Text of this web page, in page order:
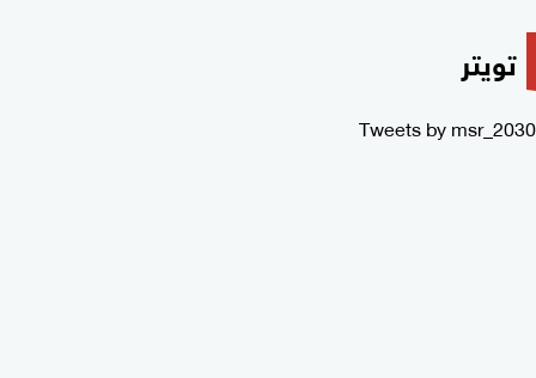
تويتر
Tweets by msr_2030